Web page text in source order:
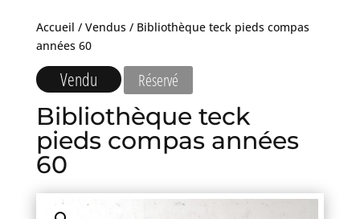
Accueil / Vendus/ Bibliothèque teck pieds compas
années 60
Vendu Réservé
Bibliothèque teck
pieds compas années
60